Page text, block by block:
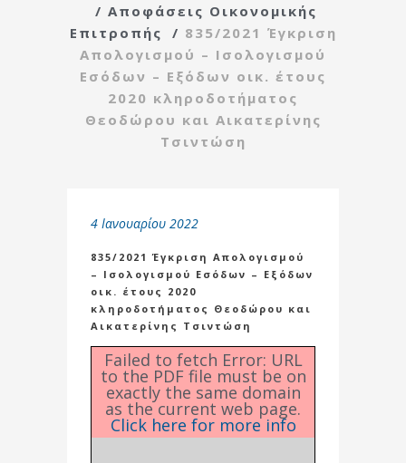
/ Αποφάσεις Οικονομικής
Επιτροπής
/ 835/2021 Έγκριση
Απολογισμού – Ισολογισμού
Εσόδων – Εξόδων οικ. έτους
2020 κληροδοτήματος
Θεοδώρου και Αικατερίνης
Τσιντώση
4 Ιανουαρίου 2022
835/2021 Έγκριση Απολογισμού
– Ισολογισμού Εσόδων – Εξόδων
οικ. έτους 2020
κληροδοτήματος Θεοδώρου και
Αικατερίνης Τσιντώση
Failed to fetch Error: URL
to the PDF file must be on
exactly the same domain
as the current web page.
Click here for more info